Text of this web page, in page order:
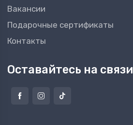
Вакансии
Подарочные сертификаты
Контакты
Оставайтесь на связи